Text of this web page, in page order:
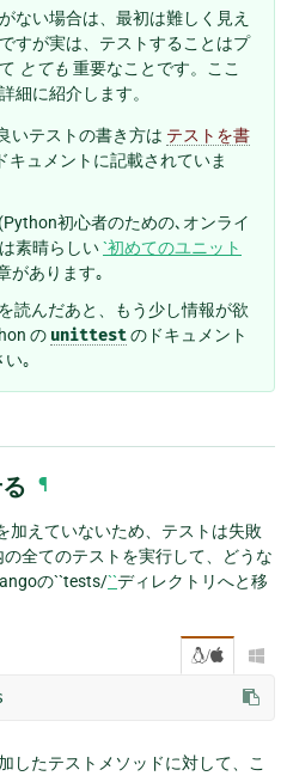
ない場合は、最初は難しく見え
すが実は、テストすることはプ
とても 重要なことです。ここ
細に紹介します。
いテストの書き方は テストを書
キュメントに記載されていま
初心者のための､オンライ
素晴らしい`初めてのユニット
があります｡
読んだあと、もう少し情報が欲
の unittestのドキュメント
い｡
¶
加えていないため、テストは失敗
全てのテストを実行して、どうな
の``tests/``ディレクトリへと移
/ 
したテストメソッドに対して、こ